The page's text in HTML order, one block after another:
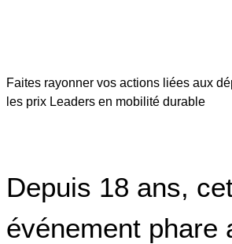
Faites rayonner vos actions liées aux
les prix Leaders en mobilité durable
Depuis 18 ans,
événement phare